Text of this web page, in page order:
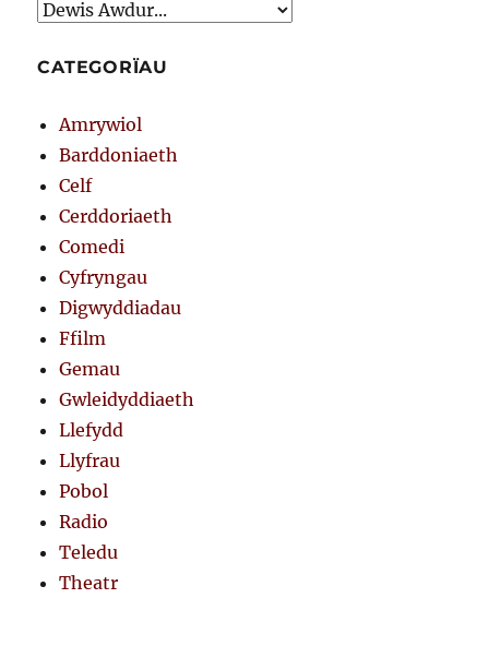
CATEGORÏAU
Amrywiol
Barddoniaeth
Celf
Cerddoriaeth
Comedi
Cyfryngau
Digwyddiadau
Ffilm
Gemau
Gwleidyddiaeth
Llefydd
Llyfrau
Pobol
Radio
Teledu
Theatr